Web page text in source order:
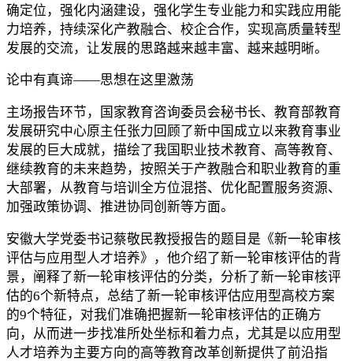
确定位，强化内涵建设，强化学生专业能力和实践应用能
力培养，持续深化产教融合、校企合作，实现高质量转型
发展的交流，让发展的思路越来越丰富、越来越明晰。
论中有真谛——思想在这里激荡
主场报告环节，国家教育咨询委员会秘书长、教育部教育
发展研究中心原主任张力回顾了新中国成立以来教育事业
发展的巨大成就，描绘了我国职业技术教育、高等教育、
继续教育的未来趋势，按照关于产教融合和职业教育的重
大部署，从教育与培训全方位混搭、优化配置服务资源、
加强政策协调、推进协同创新等方面。
安徽大学党委书记蔡敬民教授报告的题目是《新一轮审核
评估与应用型人才培养》，他介绍了新一轮审核评估的背
景，阐释了新一轮审核评估的分类，分析了新一轮审核评
估的6个新特点，总结了新一轮审核评估应用型高校方案
的9个特征，对我们准确把握新一轮审核评估的正确方
向，从而进一步找准所处坐标和着力点，尤其是以应用型
人才培养为主要方向的高等教育改革创新提供了前沿指